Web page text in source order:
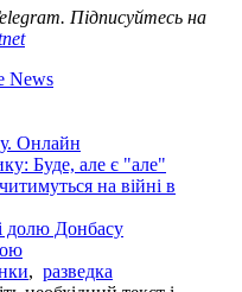
Підписуйтесь на
News
Онлайн
Буде, але є "але"
на війні в
долю Донбасу
, разведка